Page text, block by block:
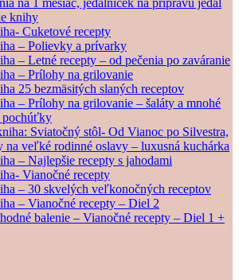
na 1 mesiac, jedálniček na prípravu jedál
knihy
Cuketové recepty
– Polievky a prívarky
– Letné recepty – od pečenia po zaváranie
– Prílohy na grilovanie
25 bezmäsitých slaných receptov
– Prílohy na grilovanie – šaláty a mnohé
pochúťky
Sviatočný stôl- Od Vianoc po Silvestra,
na veľké rodinné oslavy – luxusná kuchárka
– Najlepšie recepty s jahodami
Vianočné recepty
– 30 skvelých veľkonočných receptov
– Vianočné recepty – Diel 2
balenie – Vianočné recepty – Diel 1 +